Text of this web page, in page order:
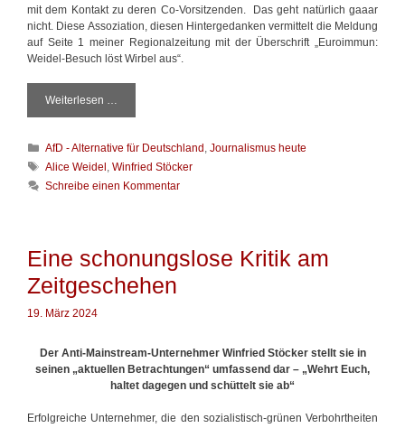
o
l
i
t
mit dem Kontakt zu deren Co-Vorsitzenden. Das geht natürlich gaaar
nicht. Diese Assoziation, diesen Hintergedanken vermittelt die Meldung
auf Seite 1 meiner Regionalzeitung mit der Überschrift „Euroimmun:
Weidel-Besuch löst Wirbel aus“.
Weiterlesen …
o
r
n
a
u
s
h
e
:
G
s
K
a
t
n
AfD - Alternative für Deutschland ,Journalismus heute
S
c
g
w
ö
r
t
Alice Weidel ,Winfried Stöcker
Schreibe einen Kommentar
Eine schonungslose Kritik am
Zeitgeschehen
19. März 2024
Der Anti-Mainstream-Unternehmer Winfried Stöcker stellt sie in
seinen „aktuellen Betrachtungen“ umfassend dar – „Wehrt Euch,
haltet dagegen und schüttelt sie ab“
Erfolgreiche Unternehmer, die den sozialistisch-grünen Verbohrtheiten